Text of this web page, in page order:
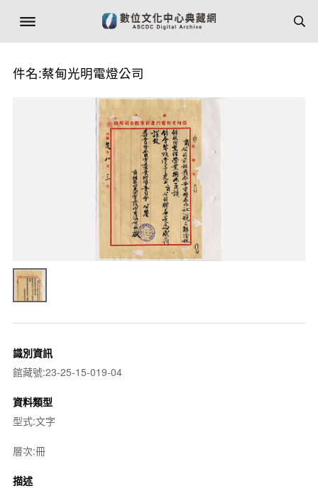
件名:蔡甸光明電燈公司
識別資訊
館藏號:23-25-15-019-04
資料類型
型式:文字
層次:冊
描述